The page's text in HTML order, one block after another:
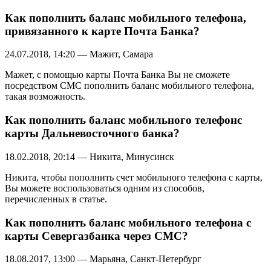
Как пополнить баланс мобильного телефона,
привязанного к карте Почта Банка?
24.07.2018, 14:20 — Мажит, Самара
Мажет, с помощью карты Почта Банка Вы не сможете
посредством СМС пополнить баланс мобильного телефона,
такая возможность.
Как пополнить баланс мобильного телефонс
карты Дальневосточного банка?
18.02.2018, 20:14 — Никита, Минусинск
Никита, чтобы пополнить счет мобильного телефона с карты,
Вы можете воспользоваться одним из способов,
перечисленных в статье.
Как пополнить баланс мобильного телефона с
карты Севергазбанка через СМС?
18.08.2017, 13:00 — Марьяна, Санкт-Петербург